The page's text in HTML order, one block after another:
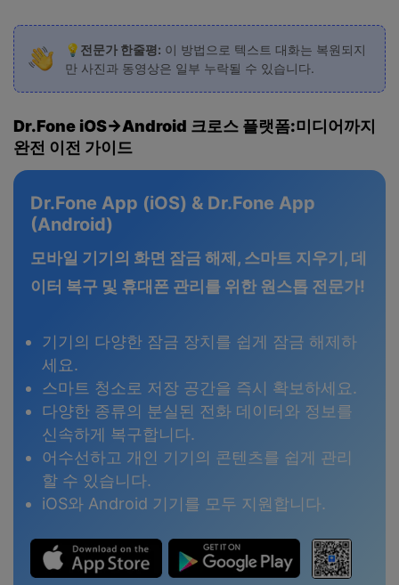
💡전문가 한줄평: 이 방법으로 텍스트 대화는 복원되지
만 사진과 동영상은 일부 누락될 수 있습니다.
Dr.Fone iOS→Android 크로스 플랫폼:미디어까지
완전 이전 가이드
Dr.Fone App (iOS) & Dr.Fone App
(Android)
모바일 기기의 화면 잠금 해제, 스마트 지우기, 데
이터 복구 및 휴대폰 관리를 위한 원스톱 전문가!
기기의 다양한 잠금 장치를 쉽게 잠금 해제하
세요.
스마트 청소로 저장 공간을 즉시 확보하세요.
다양한 종류의 분실된 전화 데이터와 정보를
신속하게 복구합니다.
어수선하고 개인 기기의 콘텐츠를 쉽게 관리
할 수 있습니다.
iOS와 Android 기기를 모두 지원합니다.